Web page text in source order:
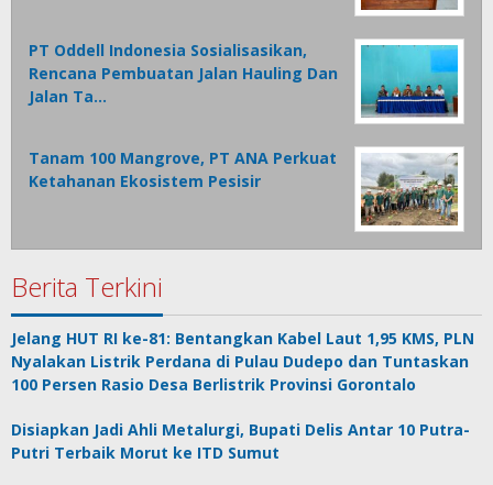
PT Oddell Indonesia Sosialisasikan,
Rencana Pembuatan Jalan Hauling Dan
Jalan Ta…
Tanam 100 Mangrove, PT ANA Perkuat
Ketahanan Ekosistem Pesisir
Berita Terkini
Jelang HUT RI ke-81: Bentangkan Kabel Laut 1,95 KMS, PLN
Nyalakan Listrik Perdana di Pulau Dudepo dan Tuntaskan
100 Persen Rasio Desa Berlistrik Provinsi Gorontalo
Disiapkan Jadi Ahli Metalurgi, Bupati Delis Antar 10 Putra-
Putri Terbaik Morut ke ITD Sumut